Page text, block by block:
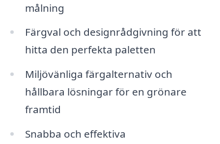
målning
Färgval och designrådgivning för att
hitta den perfekta paletten
Miljövänliga färgalternativ och
hållbara lösningar för en grönare
framtid
Snabba och effektiva